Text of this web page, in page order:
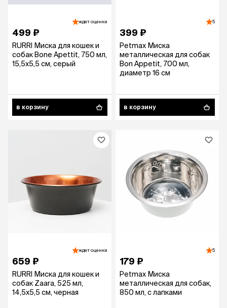
ждет оценки
499 ₽
RURRI Миска для кошек и
собак Bone Apettit, 750 мл,
15,5х5,5 см, серый
в корзину
5
399 ₽
Petmax Миска
металлическая для собак
Bon Appetit, 700 мл,
диаметр 16 см
в корзину
ждет оценки
659 ₽
RURRI Миска для кошек и
собак Zaara, 525 мл,
14,5х5,5 см, черная
5
179 ₽
Petmax Миска
металлическая для собак,
850 мл, с лапками